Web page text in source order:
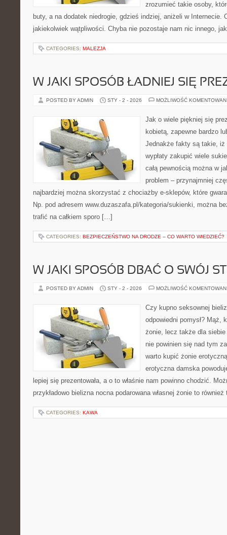
zrozumieć takie osoby,
buty, a na dodatek niedrogie, gdzieś indziej, aniżeli w Internecie.
jakiekolwiek wątpliwości. Chyba nie pozostaje nam nic innego,
CATEGORIES: MALEZJA
W JAKI SPOSÓB ŁADNIEJ SIĘ
POSTED BY ADMIN STY - 2 - 2026 MOŻLIWOŚĆ
Jak o wiele piękniej się
kobietą, zapewne bardzo
Jednakże fakty są takie, iż
wypłaty zakupić wiele
całą pewnością można w
problem – przynajmniej
najbardziej można skorzystać z chociażby e-sklepów, które
Np. pod adresem www.duzaszafa.pl/kategoria/sukienki, można
trafić na całkiem sporo […]
CATEGORIES: BEZPIECZEŃSTWO NA DRODZE – CO WARTO WIEDZIEĆ?
W JAKI SPOSÓB DBAĆ O SWÓJ
POSTED BY ADMIN STY - 2 - 2026 MOŻLIWOŚĆ
Czy kupno seksownej
odpowiedni pomysł? Mąż,
żonie, lecz także dla
nie powinien się nad tym
warto kupić żonie
erotyczna damska
lepiej się prezentowała, a o to właśnie nam powinno chodzić.
przykładowo bielizna nocna podarowana własnej żonie to
CATEGORIES: KAWA